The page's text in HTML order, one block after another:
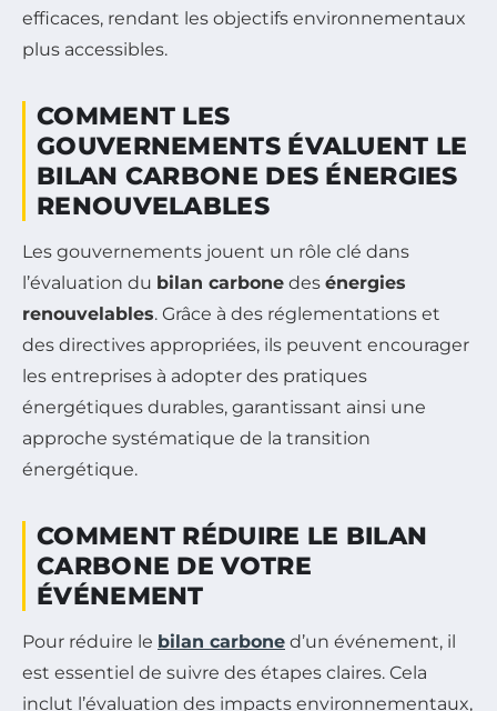
efficaces, rendant les objectifs environnementaux
plus accessibles.
COMMENT LES
GOUVERNEMENTS ÉVALUENT LE
BILAN CARBONE DES ÉNERGIES
RENOUVELABLES
Les gouvernements jouent un rôle clé dans
l’évaluation du bilan carbone des énergies
renouvelables. Grâce à des réglementations et
des directives appropriées, ils peuvent encourager
les entreprises à adopter des pratiques
énergétiques durables, garantissant ainsi une
approche systématique de la transition
énergétique.
COMMENT RÉDUIRE LE BILAN
CARBONE DE VOTRE
ÉVÉNEMENT
Pour réduire le bilan carbone d’un événement, il
est essentiel de suivre des étapes claires. Cela
inclut l’évaluation des impacts environnementaux,